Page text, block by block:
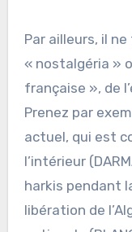
Par ailleurs, il
« nostalgéria »
française », de
Prenez par
actuel, qui est
l’intérieur
harkis pendant
libération de